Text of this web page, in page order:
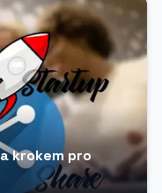
krokem pro